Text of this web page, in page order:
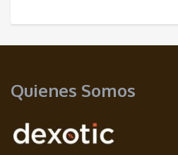
Quienes Somos